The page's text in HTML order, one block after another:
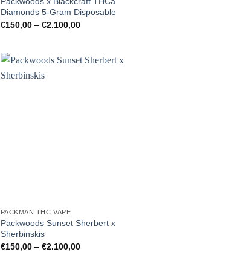
Diamonds 5-Gram Disposable
€150,00 – €2.100,00Preisspanne:
PACKMAN THC VAPE
Packwoods Sunset Sherbert x
Sherbinskis
€150,00 – €2.100,00Preisspanne: